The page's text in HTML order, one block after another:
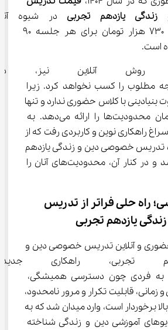
یازدهم تجربی در شیوه
در روش آنلاین نیز،
نتیجه مطلوب را کسب نخواهد کرد. زیرا
بنیادینی با کلاس حضوری ندارد و تنها
شکل دیگری از همان محدودیت‌ها را ارائه می‌دهد. به
راهکاری نوین و کاربردی رفت که از
تدریس خصوصی دین و زندگی یازدهم
تجربی بهره‌مند باشد و در کنار آن، محدودیت‌های آنان را
راه حلی فراتر از تدریس
یازدهم تجربی
کلاس‌های حضوری و آنلاین تدریس خصوصی دین و
تجربی،
به فردی چون دسترسی همیشگی،
و زمانی، قابلیت تکرار و مرور نامحدود،
برخوردار است، وارد میدان شد که به
آموزشی دین و زندگی شناخته